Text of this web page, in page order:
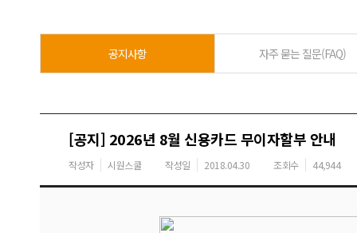
공지사항 자주 묻는 질문(FAQ)
[공지] 2026년 8월 신용카드 무이자할부 안내
작성자 시원스쿨 작성일 2018.04.30 조회수 44,944